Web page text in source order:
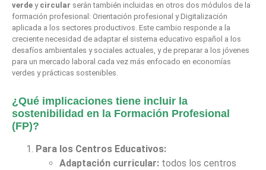
verde ycircular serán también incluidas en otros dos módulos de la
formación profesional: Orientación profesional y Digitalización
aplicada a los sectores productivos. Este cambio responde a la
creciente necesidad de adaptar el sistema educativo español a los
desafíos ambientales y sociales actuales, y de preparar a los jóvenes
para un mercado laboral cada vez más enfocado en economías
verdes y prácticas sostenibles.
¿Qué implicaciones tiene incluir la
sostenibilidad en la Formación Profesional
(FP)?
Para los Centros Educativos:
Adaptación curricular: todos los centros